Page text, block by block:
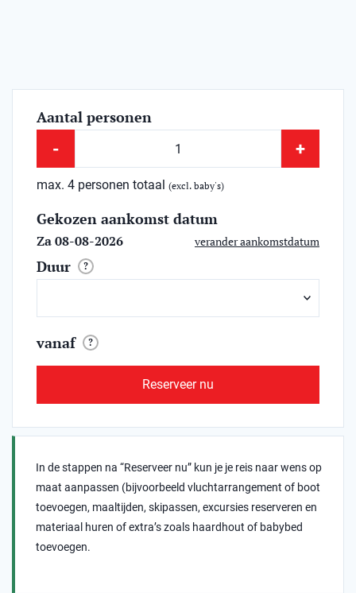
Aantal personen
- +
max. 4 personen totaal (excl. baby's)
Gekozen aankomst datum
Za 08-08-2026 verander aankomstdatum
Duur ?
vanaf ?
Reserveer nu
In de stappen na “Reserveer nu” kun je je reis naar wens op
maat aanpassen (bijvoorbeeld vluchtarrangement of boot
toevoegen, maaltijden, skipassen, excursies reserveren en
materiaal huren of extra’s zoals haardhout of babybed
toevoegen.